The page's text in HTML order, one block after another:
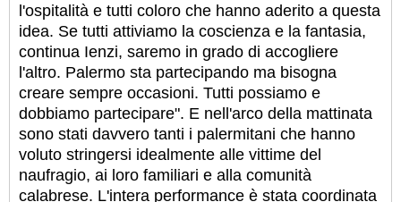
l'ospitalità e tutti coloro che hanno aderito a questa
idea. Se tutti attiviamo la coscienza e la fantasia,
continua Ienzi, saremo in grado di accogliere
l'altro. Palermo sta partecipando ma bisogna
creare sempre occasioni. Tutti possiamo e
dobbiamo partecipare". E nell'arco della mattinata
sono stati davvero tanti i palermitani che hanno
voluto stringersi idealmente alle vittime del
naufragio, ai loro familiari e alla comunità
calabrese. L'intera performance è stata coordinata